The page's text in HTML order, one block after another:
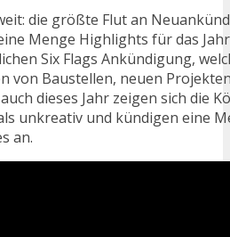
die größte Flut an
Menge Highlights für das Jahr
Six Flags Ankündigung,
von Baustellen, neuen
dieses Jahr zeigen sich die
unkreativ und kündigen eine
an.